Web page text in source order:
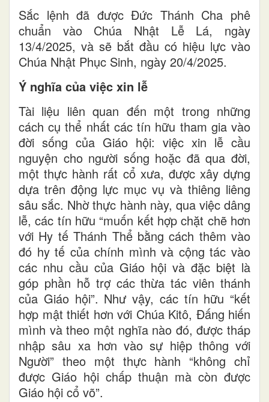
Sắc lệnh đã được Đức Thánh Cha phê
chuẩn vào Chúa Nhật Lễ Lá, ngày
13/4/2025, và sẽ bắt đầu có hiệu lực vào
Chúa Nhật Phục Sinh, ngày 20/4/2025.
Ý nghĩa của việc xin lễ
Tài liệu liên quan đến một trong những
cách cụ thể nhất các tín hữu tham gia vào
đời sống của Giáo hội: việc xin lễ cầu
nguyện cho người sống hoặc đã qua đời,
một thực hành rất cổ xưa, được xây dựng
dựa trên động lực mục vụ và thiêng liêng
sâu sắc. Nhờ thực hành này, qua việc dâng
lễ, các tín hữu “muốn kết hợp chặt chẽ hơn
với Hy tế Thánh Thể bằng cách thêm vào
đó hy tế của chính mình và cộng tác vào
các nhu cầu của Giáo hội và đặc biệt là
góp phần hỗ trợ các thừa tác viên thánh
của Giáo hội”. Như vậy, các tín hữu “kết
hợp mật thiết hơn với Chúa Kitô, Đấng hiến
mình và theo một nghĩa nào đó, được tháp
nhập sâu xa hơn vào sự hiệp thông với
Người” theo một thực hành “không chỉ
được Giáo hội chấp thuận mà còn được
Giáo hội cổ võ”.